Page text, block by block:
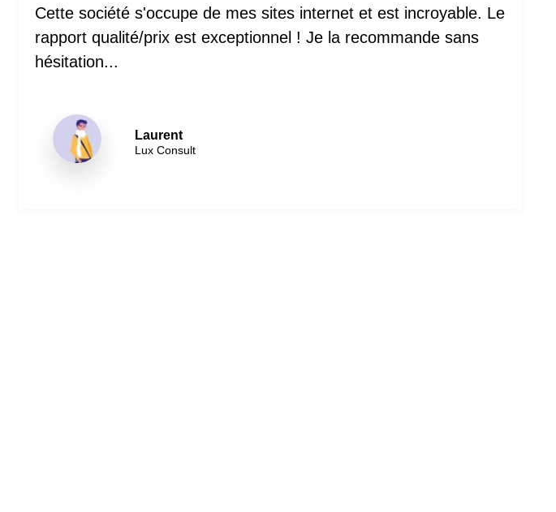
Cette société s'occupe de mes sites internet et est incroyable. Le
rapport qualité/prix est exceptionnel ! Je la recommande sans
hésitation...
Laurent
Lux Consult